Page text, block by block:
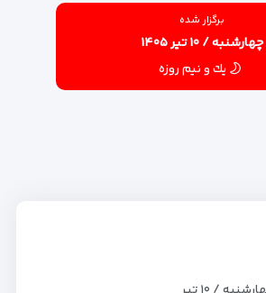
برگزار شده
چهارشنبه / ۱۰ تیر ۱۴۰۵
يك و نيم روزه